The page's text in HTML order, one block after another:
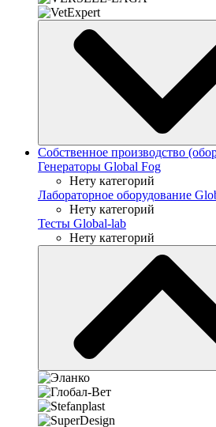
Собственное производство
Генераторы Global Fog
Нету категорий
Лабораторное оборудование
Нету категорий
Тесты Global-lab
Нету категорий